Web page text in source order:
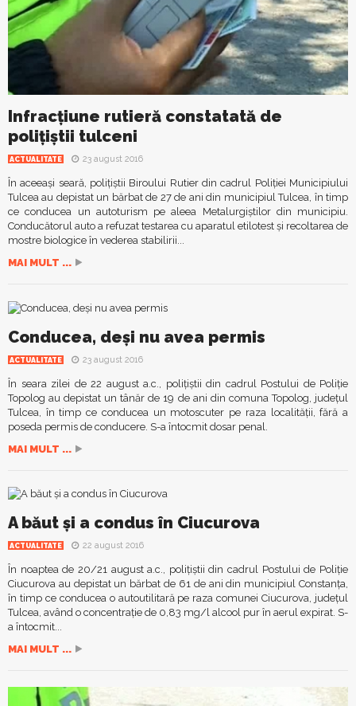
Infracțiune rutieră constatată de
polițiștii tulceni
ACTUALITATE 23 august 2016
În aceeași seară, polițiștii Biroului Rutier din cadrul Poliției Municipiului
Tulcea au depistat un bărbat de 27 de ani din municipiul Tulcea, în timp
ce conducea un autoturism pe aleea Metalurgiștilor din municipiu.
Conducătorul auto a refuzat testarea cu aparatul etilotest și recoltarea de
mostre biologice în vederea stabilirii...
MAI MULT ...
Conducea, deși nu avea permis
ACTUALITATE 23 august 2016
În seara zilei de 22 august a.c., polițiștii din cadrul Postului de Poliție
Topolog au depistat un tânăr de 19 de ani din comuna Topolog, județul
Tulcea, în timp ce conducea un motoscuter pe raza localității, fără a
poseda permis de conducere. S-a întocmit dosar penal.
MAI MULT ...
A băut și a condus în Ciucurova
ACTUALITATE 22 august 2016
În noaptea de 20/21 august a.c., polițiștii din cadrul Postului de Poliție
Ciucurova au depistat un bărbat de 61 de ani din municipiul Constanța,
în timp ce conducea o autoutilitară pe raza comunei Ciucurova, județul
Tulcea, având o concentrație de 0,83 mg/l alcool pur în aerul expirat. S-
a întocmit...
MAI MULT ...